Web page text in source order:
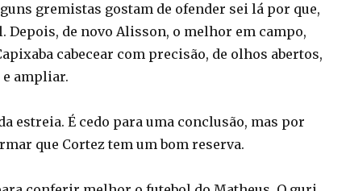
gremistas gostam de ofender sei lá por que,
Depois, de novo Alisson, o melhor em campo,
cabecear com precisão, de olhos abertos,
ampliar.
estreia. É cedo para uma conclusão, mas por
que Cortez tem um bom reserva.